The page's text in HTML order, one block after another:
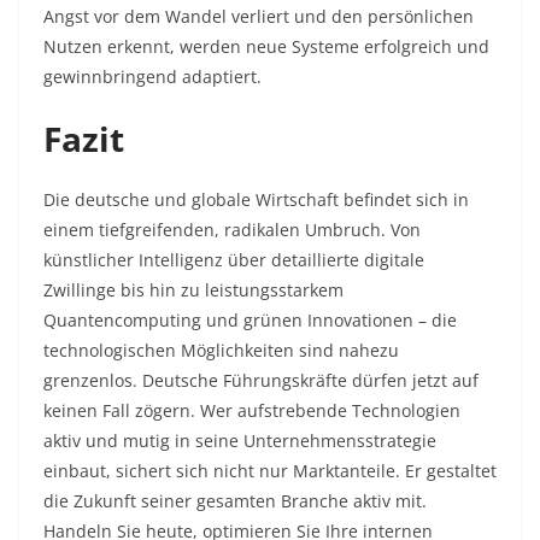
Angst vor dem Wandel verliert und den persönlichen
Nutzen erkennt, werden neue Systeme erfolgreich und
gewinnbringend adaptiert.
Fazit
Die deutsche und globale Wirtschaft befindet sich in
einem tiefgreifenden, radikalen Umbruch. Von
künstlicher Intelligenz über detaillierte digitale
Zwillinge bis hin zu leistungsstarkem
Quantencomputing und grünen Innovationen – die
technologischen Möglichkeiten sind nahezu
grenzenlos. Deutsche Führungskräfte dürfen jetzt auf
keinen Fall zögern. Wer aufstrebende Technologien
aktiv und mutig in seine Unternehmensstrategie
einbaut, sichert sich nicht nur Marktanteile. Er gestaltet
die Zukunft seiner gesamten Branche aktiv mit.
Handeln Sie heute, optimieren Sie Ihre internen